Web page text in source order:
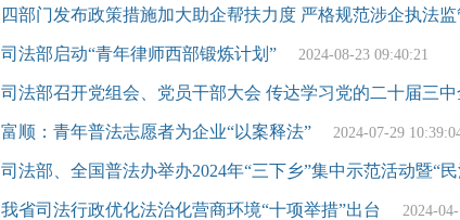
四部门发布政策措施加大助企帮扶力度 严格规范涉企执法
司法部启动“青年律师西部锻炼计划” 2024-08-23 09:40:21
司法部召开党组会、党员干部大会 传达学习党的二十届三
富顺：青年普法志愿者为企业“以案释法” 2024-07-29
司法部、全国普法办举办2024年“三下乡”集中示范活动暨“
我省司法行政优化法治化营商环境“十项举措”出台 2024-